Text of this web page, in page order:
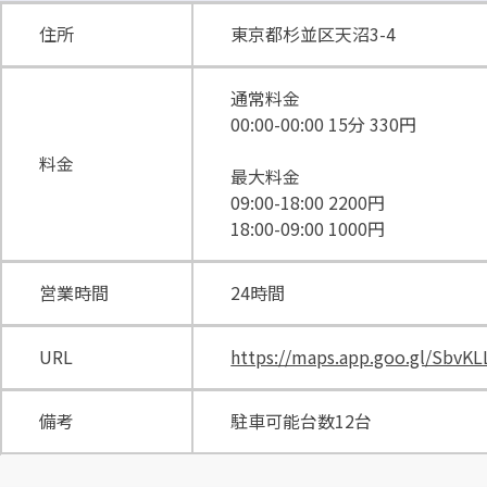
住所 東京都杉並区天沼3-4
料金
通常料金
00:00-00:00 15分 330円
最大料金
09:00-18:00 2200円
18:00-09:00 1000円
営業時間 24時間
URL https://maps.app.goo.gl/
備考 駐車可能台数12台